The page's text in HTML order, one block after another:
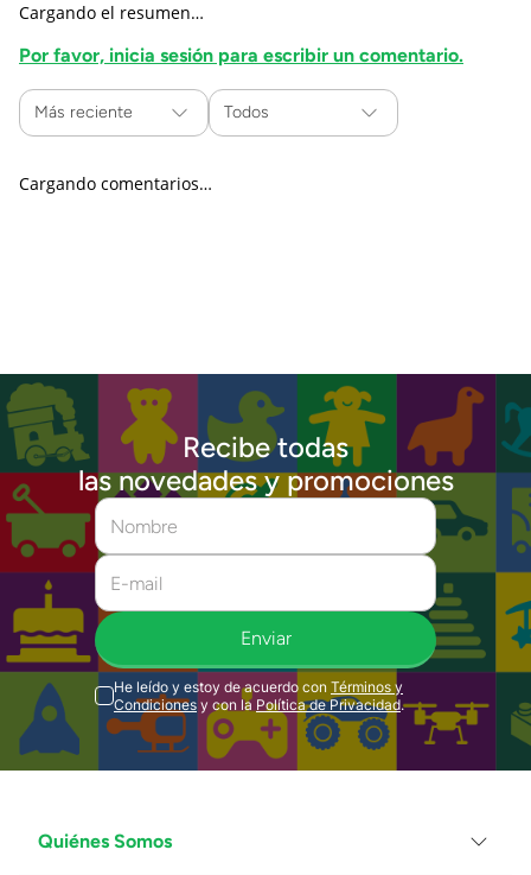
Cargando el resumen…
Por favor, inicia sesión para escribir un comentario.
Más reciente Todos
Cargando comentarios…
Recibe todas
las novedades y promociones
Enviar
He leído y estoy de acuerdo con Términos y
Condiciones y con la Política de Privacidad.
Quiénes Somos